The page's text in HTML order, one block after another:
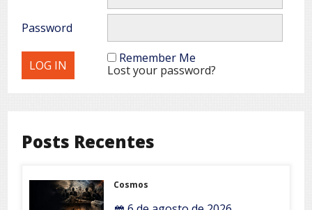
Password
Remember Me
Lost your password?
Posts Recentes
Cosmos